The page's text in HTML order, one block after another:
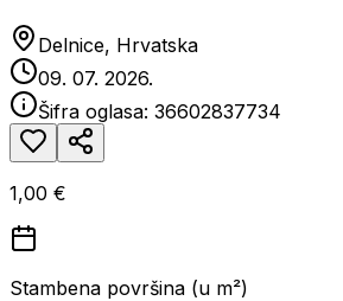
Delnice, Hrvatska
09. 07. 2026.
Šifra oglasa: 36602837734
1,00 €
Stambena površina (u m²)